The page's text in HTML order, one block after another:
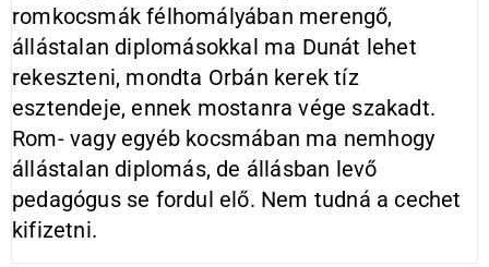
romkocsmák félhomályában merengő,
állástalan diplomásokkal ma Dunát lehet
rekeszteni, mondta Orbán kerek tíz
esztendeje, ennek mostanra vége szakadt.
Rom- vagy egyéb kocsmában ma nemhogy
állástalan diplomás, de állásban levő
pedagógus se fordul elő. Nem tudná a cechet
kifizetni.